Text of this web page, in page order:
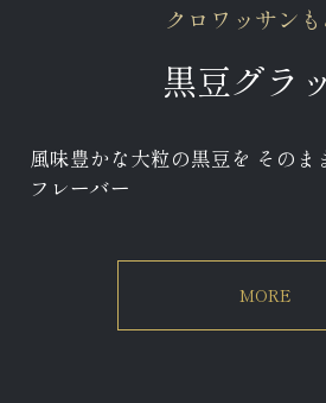
クロワッサン
黒豆グラ
風味豊かな大粒の黒豆を そのま
フレーバー
MORE